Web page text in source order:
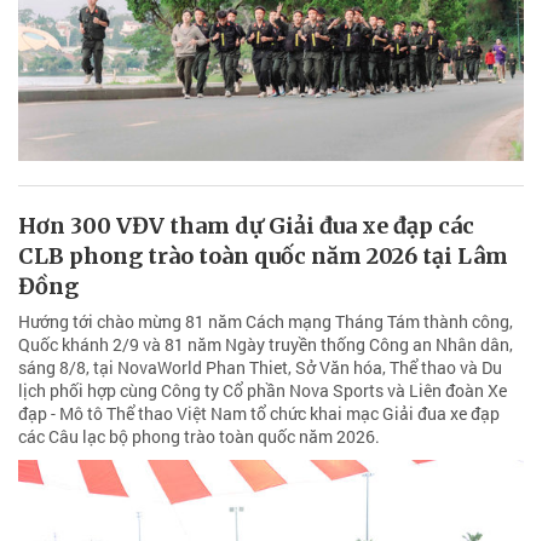
Hơn 300 VĐV tham dự Giải đua xe đạp các
CLB phong trào toàn quốc năm 2026 tại Lâm
Đồng
Hướng tới chào mừng 81 năm Cách mạng Tháng Tám thành công,
Quốc khánh 2/9 và 81 năm Ngày truyền thống Công an Nhân dân,
sáng 8/8, tại NovaWorld Phan Thiet, Sở Văn hóa, Thể thao và Du
lịch phối hợp cùng Công ty Cổ phần Nova Sports và Liên đoàn Xe
đạp - Mô tô Thể thao Việt Nam tổ chức khai mạc Giải đua xe đạp
các Câu lạc bộ phong trào toàn quốc năm 2026.